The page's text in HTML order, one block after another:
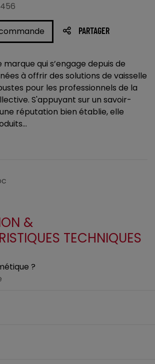
PARTAGER
qui s’engage depuis de
à offrir des solutions de vaisselle
pour les professionnels de la
S'appuyant sur un savoir-
réputation bien établie, elle
&
TECHNIQUES
?